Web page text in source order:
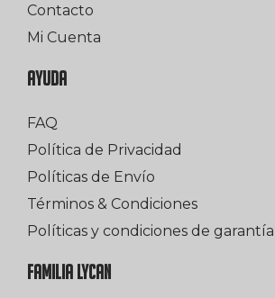
Contacto
Mi Cuenta
AYUDA
FAQ
Política de Privacidad
Políticas de Envío
Términos & Condiciones
Políticas y condiciones de garantía
FAMILIA LYCAN